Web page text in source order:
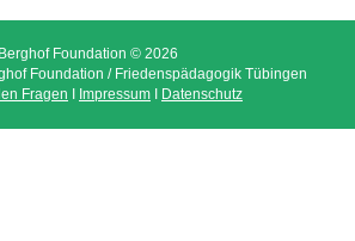
Berghof Foundation © 2026
Foundation / Friedenspädagogik Tübingen
Fragen I Impressum I Datenschutz